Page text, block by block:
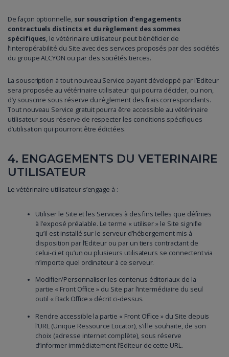
De façon optionnelle, sur souscription d’engagements
contractuels distincts et du règlement des sommes
spécifiques, le vétérinaire utilisateur peut bénéficier de
l’interopérabilité du Site avec des services proposés par des sociétés
du groupe ALCYON ou par des sociétés tierces.
La souscription à tout nouveau Service payant développé par l’Editeur
sera proposée au vétérinaire utilisateur qui pourra décider, ou non,
d’y souscrire sous réserve du règlement des frais correspondants.
Tout nouveau Service gratuit pourra être accessible au vétérinaire
utilisateur sous réserve de respecter les conditions spécifiques
d’utilisation qui pourront être édictées.
4. ENGAGEMENTS DU VETERINAIRE
UTILISATEUR
Le vétérinaire utilisateur s’engage à :
Utiliser le Site et les Services à des fins telles que définies
à l’exposé préalable. Le terme « utiliser » le Site signifie
qu’il est installé sur le serveur d’hébergement mis à
disposition par l’Editeur ou par un tiers contractant de
celui-ci et qu’un ou plusieurs utilisateurs se connectent via
n’importe quel ordinateur à ce serveur.
Modifier/Personnaliser les contenus éditoriaux de la
partie « Front Office » du Site par l’intermédiaire du seul
outil « Back Office » décrit ci-dessus.
Rendre accessible la partie « Front Office » du Site depuis
l’URL (Unique Ressource Locator), s’il le souhaite, de son
choix (adresse internet complète), sous réserve
d’informer immédiatement l’Editeur de cette URL.